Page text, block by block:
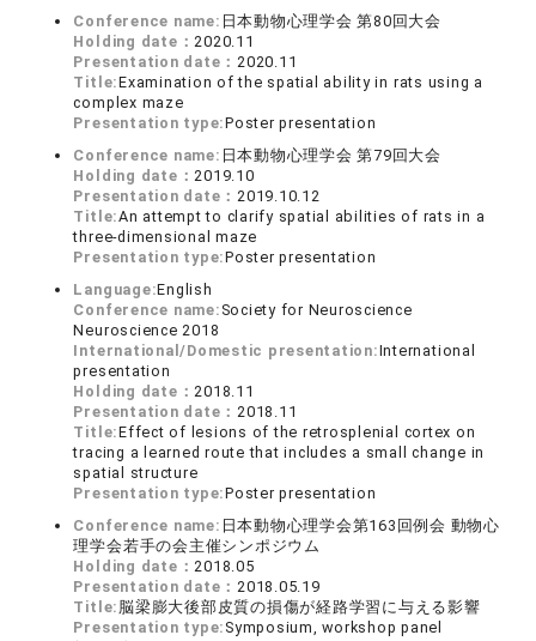
Conference name: 日本動物心理学会 第80回大会
Holding date：2020.11
Presentation date：2020.11
Title:Examination of the spatial ability in rats using a
complex maze
Presentation type:Poster presentation
Conference name: 日本動物心理学会 第79回大会
Holding date：2019.10
Presentation date：2019.10.12
Title:An attempt to clarify spatial abilities of rats in a
three-dimensional maze
Presentation type:Poster presentation
Language:English
Conference name: Society for Neuroscience
Neuroscience 2018
International/Domestic presentation:International
presentation
Holding date：2018.11
Presentation date：2018.11
Title:Effect of lesions of the retrosplenial cortex on
tracing a learned route that includes a small change in
spatial structure
Presentation type:Poster presentation
Conference name: 日本動物心理学会第163回例会 動物心
理学会若手の会主催シンポジウム
Holding date：2018.05
Presentation date：2018.05.19
Title: 脳梁膨大後部皮質の損傷が経路学習に与える影響
Presentation type: Symposium, workshop panel